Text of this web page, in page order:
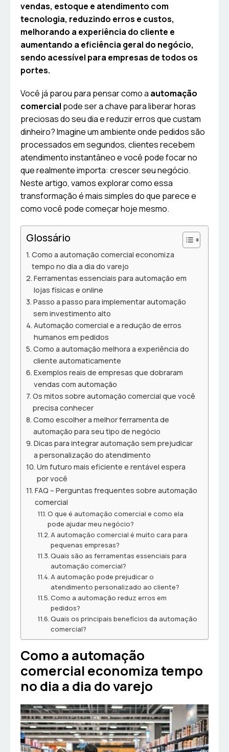
vendas, estoque e atendimento com
tecnologia, reduzindo erros e custos,
melhorando a experiência do cliente e
aumentando a eficiência geral do negócio,
sendo acessível para empresas de todos os
portes.
Você já parou para pensar como a automação
comercial pode ser a chave para liberar horas
preciosas do seu dia e reduzir erros que custam
dinheiro? Imagine um ambiente onde pedidos são
processados em segundos, clientes recebem
atendimento instantâneo e você pode focar no
que realmente importa: crescer seu negócio.
Neste artigo, vamos explorar como essa
transformação é mais simples do que parece e
como você pode começar hoje mesmo.
Glossário
Como a automação comercial economiza
tempo no dia a dia do varejo
Ferramentas essenciais para automação em
lojas físicas e online
Passo a passo para implementar automação
sem investimento alto
Automação comercial e a redução de erros
humanos em pedidos
Como a automação melhora a experiência do
cliente automaticamente
Exemplos reais de empresas que dobraram
vendas com automação
Os mitos sobre automação comercial que você
precisa conhecer
Como escolher a melhor ferramenta de
automação para seu tipo de negócio
Dicas para integrar automação sem prejudicar
a personalização do atendimento
Um futuro mais eficiente e rentável espera
por você
FAQ – Perguntas frequentes sobre automação
comercial
O que é automação comercial e como ela
pode ajudar meu negócio?
A automação comercial é muito cara para
pequenas empresas?
Quais são as ferramentas essenciais para
automação comercial?
A automação pode prejudicar o
atendimento personalizado ao cliente?
Como a automação reduz erros em
pedidos?
Quais os principais benefícios da automação
comercial?
Como a automação
comercial economiza tempo
no dia a dia do varejo